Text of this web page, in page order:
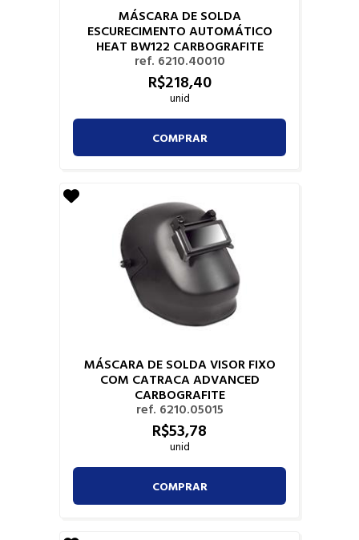
MÁSCARA DE SOLDA
ESCURECIMENTO AUTOMÁTICO
HEAT BW122 CARBOGRAFITE
ref. 6210.40010
R$218,40
unid
COMPRAR
MÁSCARA DE SOLDA VISOR FIXO
COM CATRACA ADVANCED
CARBOGRAFITE
ref. 6210.05015
R$53,78
unid
COMPRAR